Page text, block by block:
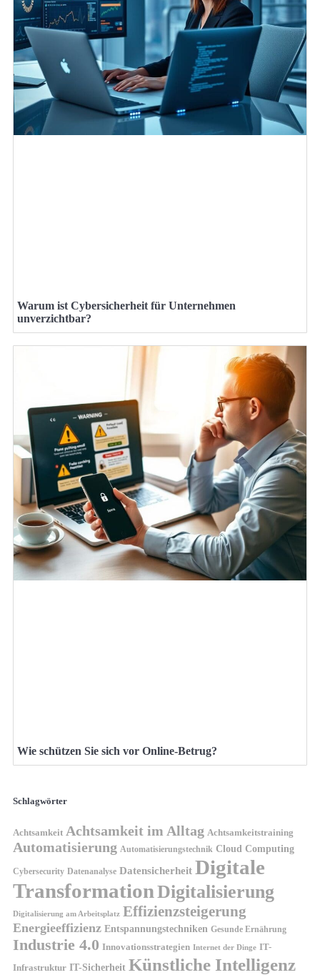
Warum ist Cybersicherheit für Unternehmen
unverzichtbar?
Wie schützen Sie sich vor Online-Betrug?
Schlagwörter
Achtsamkeit Achtsamkeit im Alltag Achtsamkeitstraining
Automatisierung Automatisierungstechnik Cloud Computing
Cybersecurity Datenanalyse Datensicherheit Digitale
TransformationDigitalisierung
Digitalisierung am Arbeitsplatz Effizienzsteigerung
Energieeffizienz Entspannungstechniken Gesunde Ernährung
Industrie 4.0 Innovationsstrategien Internet der Dinge IT-
Infrastruktur IT-Sicherheit Künstliche Intelligenz